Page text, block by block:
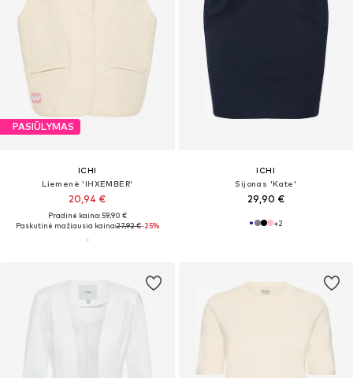
PASIŪLYMAS
ICHI
Liemenė 'IHXEMBER'
20,94 €
Pradinė kaina: 59,90 €
Paskutinė mažiausia kaina:27,92 €-25%
ICHI
Sijonas 'Kate'
29,90 €
+2